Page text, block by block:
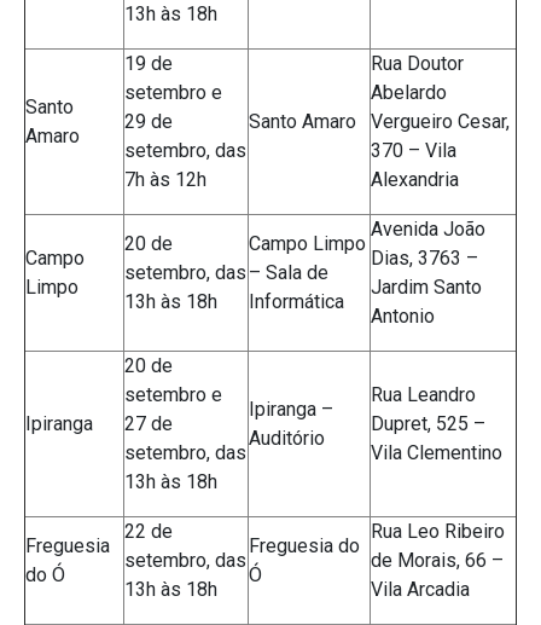
13h às 18h
Santo
Amaro
19 de
setembro e
29 de
setembro, das
7h às 12h
Santo Amaro
Rua Doutor
Abelardo
Vergueiro Cesar,
370 – Vila
Alexandria
Campo
Limpo
20 de
setembro, das
13h às 18h
Campo Limpo
– Sala de
Informática
Avenida João
Dias, 3763 –
Jardim Santo
Antonio
Ipiranga
20 de
setembro e
27 de
setembro, das
13h às 18h
Ipiranga –
Auditório
Rua Leandro
Dupret, 525 –
Vila Clementino
Freguesia
do Ó
22 de
setembro, das
13h às 18h
Freguesia do
Ó
Rua Leo Ribeiro
de Morais, 66 –
Vila Arcadia